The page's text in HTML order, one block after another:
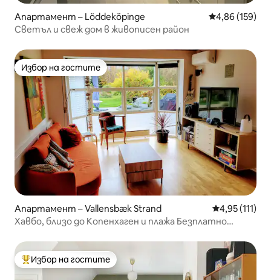
Апартамент – Löddeköpinge Средна
4,86 (159)
Светъл и свеж дом в живописен район
Избор на гостите
Избор на гостите
Апартамент – Vallensbæk Strand Средна
4,95 (111)
Хавбо, близо до Копенхаген и плажа Безплатно
Най-популярен избор на гостите
Избор на гостите